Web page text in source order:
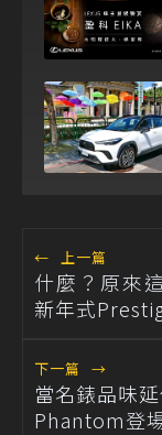
← 上一篇
什麼？原來
新年式
下一篇 →
當名錶品味
Phantom登